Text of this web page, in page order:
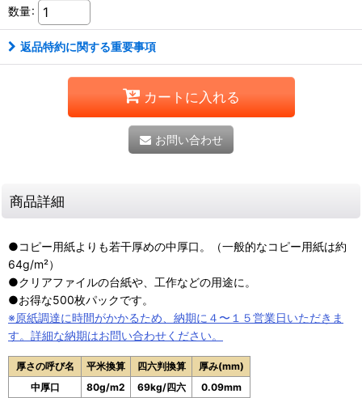
数量:
返品特約に関する重要事項
カートに入れる
お問い合わせ
商品詳細
●コピー用紙よりも若干厚めの中厚口。（一般的なコピー用紙は約
64g/m²）
●クリアファイルの台紙や、工作などの用途に。
●お得な500枚パックです。
※原紙調達に時間がかかるため、納期に４〜１５営業日いただきま
す。詳細な納期はお問い合わせください。
厚さの呼び名 平米換算 四六判換算
厚み(mm)
中厚口
80g/m2 69kg/四六 0.09mm